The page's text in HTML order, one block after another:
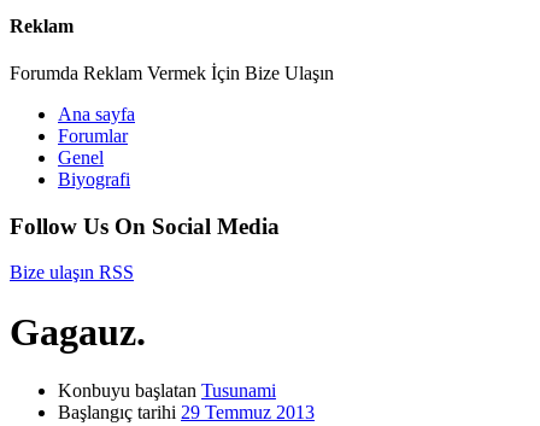
Reklam
Forumda Reklam Vermek İçin Bize Ulaşın
Ana sayfa
Forumlar
Genel
Biyografi
Follow Us On Social Media
Bize ulaşın RSS
Gagauz.
Konbuyu başlatan Tusunami
Başlangıç tarihi 29 Temmuz 2013